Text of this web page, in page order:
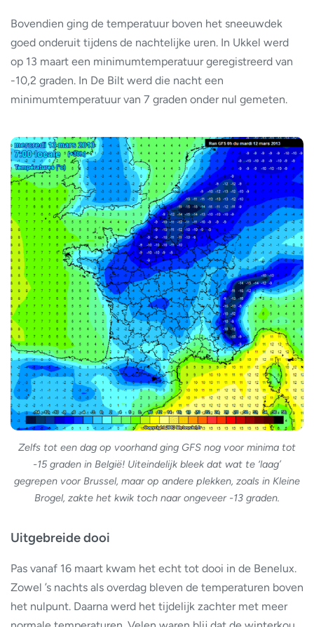
Bovendien ging de temperatuur boven het sneeuwdek
goed onderuit tijdens de nachtelijke uren. In Ukkel werd
op 13 maart een minimumtemperatuur geregistreerd van
-10,2 graden. In De Bilt werd die nacht een
minimumtemperatuur van 7 graden onder nul gemeten.
Zelfs tot een dag op voorhand ging GFS nog voor minima tot
-15 graden in België! Uiteindelijk bleek dat wat te ‘laag’
gegrepen voor Brussel, maar op andere plekken, zoals in Kleine
Brogel, zakte het kwik toch naar ongeveer -13 graden.
Uitgebreide dooi
Pas vanaf 16 maart kwam het echt tot dooi in de Benelux.
Zowel ’s nachts als overdag bleven de temperaturen boven
het nulpunt. Daarna werd het tijdelijk zachter met meer